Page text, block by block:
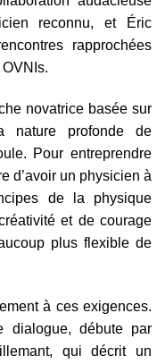
reconnu, et Éric
rapprochées
novatrice basée sur
nature profonde de
Pour entreprendre
d’avoir un physicien à
de la physique
et de courage
plus flexible de
à ces exigences.
dialogue, débute par
qui décrit un